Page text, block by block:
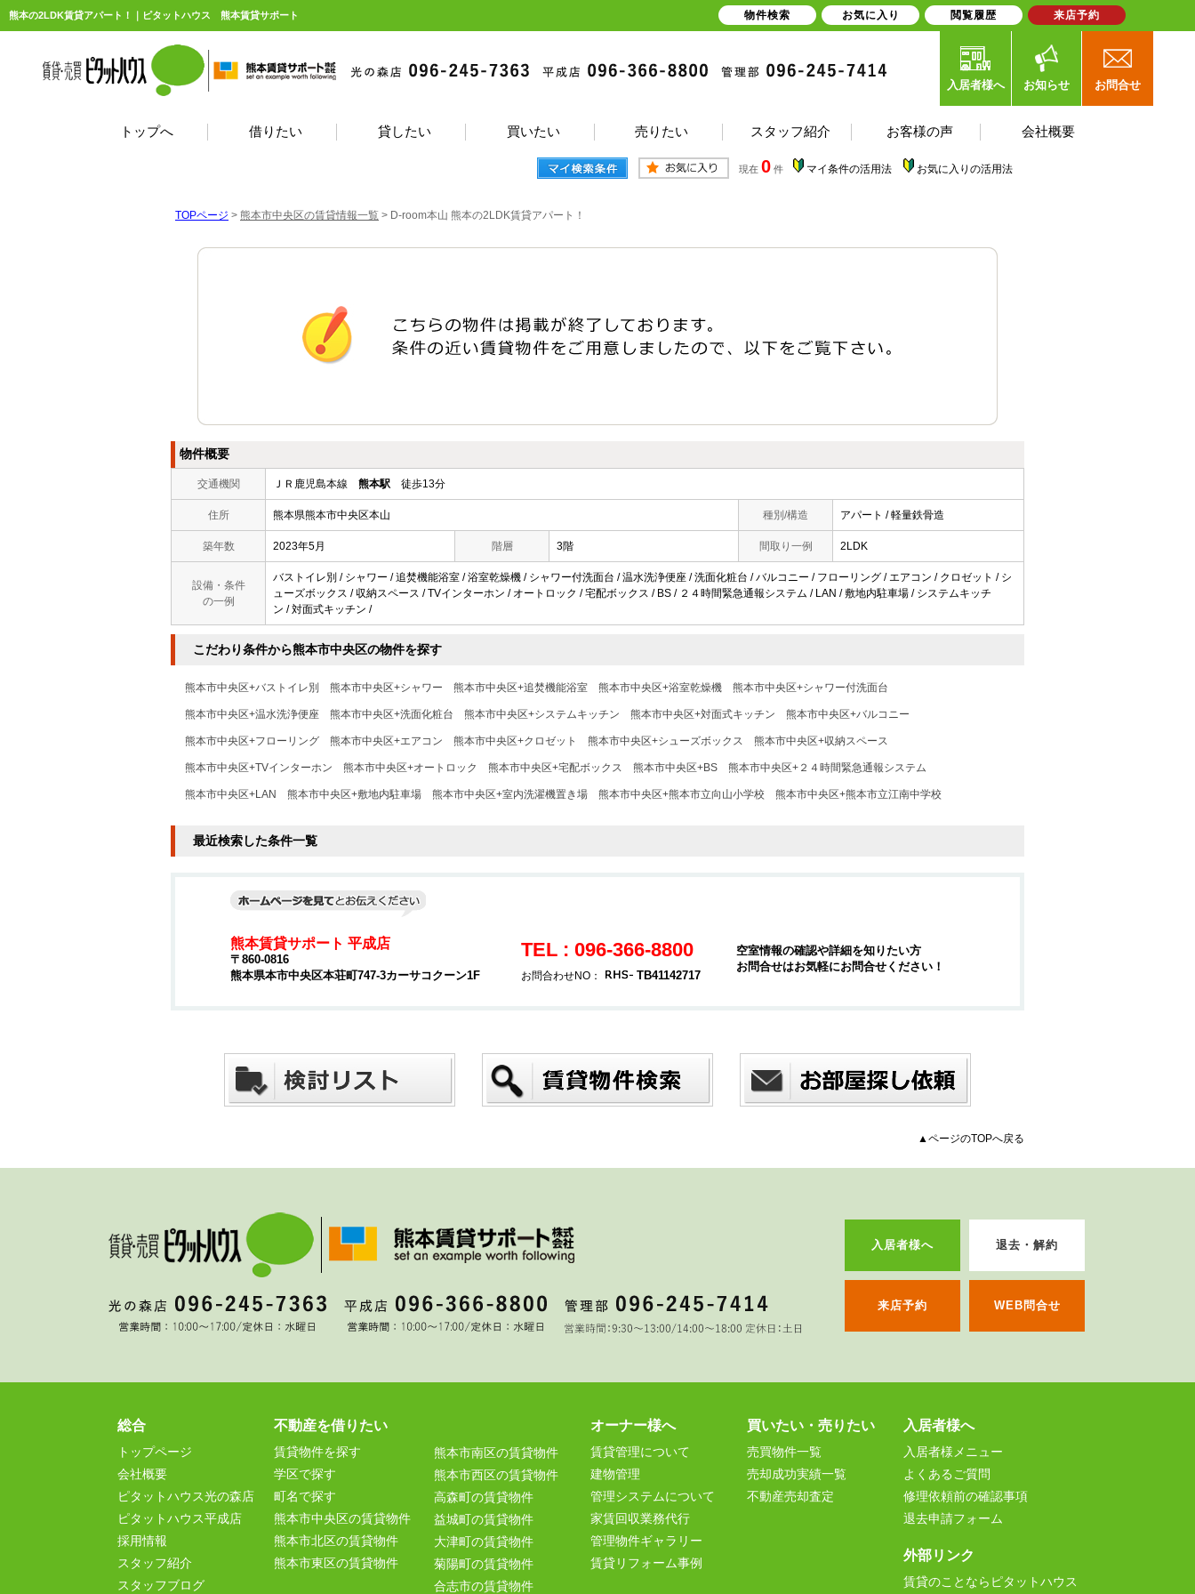
熊本の2LDK賃貸アパート！｜ピタットハウス 熊本賃貸サポート
入居者様へ お知らせ お問合せ
トップへ 借りたい 貸したい 買いたい 売りたい スタッフ紹介 お客様の声 会社概要
現在 0 件 マイ条件の活用法 お気に入りの活用法
TOPページ > 熊本市中央区の賃貸情報一覧 > D-room本山 熊本の2LDK賃貸アパート！
物件概要
交通機関 ＪＲ鹿児島本線 熊本駅 徒歩13分
住所 熊本県熊本市中央区本山 種別/構造 アパート / 軽量鉄骨造
築年数 2023年5月 階層 3階 間取り一例 2LDK
設備・条件
の一例
バストイレ別 / シャワー / 追焚機能浴室 / 浴室乾燥機 / シャワー付洗面台 / 温水洗浄便座 / 洗面化粧台 / バルコニー / フローリング / エアコン / クロゼット / シ
ューズボックス / 収納スペース / TVインターホン / オートロック / 宅配ボックス / BS / ２４時間緊急通報システム / LAN / 敷地内駐車場 / システムキッチ
ン / 対面式キッチン /
こだわり条件から熊本市中央区の物件を探す
熊本市中央区+バストイレ別 熊本市中央区+シャワー 熊本市中央区+追焚機能浴室 熊本市中央区+浴室乾燥機 熊本市中央区+シャワー付洗面台
熊本市中央区+温水洗浄便座 熊本市中央区+洗面化粧台 熊本市中央区+システムキッチン 熊本市中央区+対面式キッチン 熊本市中央区+バルコニー
熊本市中央区+フローリング 熊本市中央区+エアコン 熊本市中央区+クロゼット 熊本市中央区+シューズボックス 熊本市中央区+収納スペース
熊本市中央区+TVインターホン 熊本市中央区+オートロック 熊本市中央区+宅配ボックス 熊本市中央区+BS 熊本市中央区+２４時間緊急通報システム
熊本市中央区+LAN 熊本市中央区+敷地内駐車場 熊本市中央区+室内洗濯機置き場 熊本市中央区+熊本市立向山小学校 熊本市中央区+熊本市立江南中学校
最近検索した条件一覧
熊本賃貸サポート 平成店
〒860-0816
熊本県本市中央区本荘町747-3カーサコクーン1F
TEL : 096-366-8800
お問合わせNO： TB41142717
空室情報の確認や詳細を知りたい方
お問合せはお気軽にお問合せください！
▲ページのTOPへ戻る
入居者様へ 退去・解約
来店予約 WEB問合せ
総合
トップページ
会社概要
ピタットハウス光の森店
ピタットハウス平成店
採用情報
スタッフ紹介
スタッフブログ
不動産を借りたい
賃貸物件を探す
学区で探す
町名で探す
熊本市中央区の賃貸物件
熊本市北区の賃貸物件
熊本市東区の賃貸物件
熊本市南区の賃貸物件
熊本市西区の賃貸物件
高森町の賃貸物件
益城町の賃貸物件
大津町の賃貸物件
菊陽町の賃貸物件
合志市の賃貸物件
オーナー様へ
賃貸管理について
建物管理
管理システムについて
家賃回収業務代行
管理物件ギャラリー
賃貸リフォーム事例
買いたい・売りたい
売買物件一覧
売却成功実績一覧
不動産売却査定
入居者様へ
入居者様メニュー
よくあるご質問
修理依頼前の確認事項
退去申請フォーム
外部リンク
賃貸のことならピタットハウス
物件検索 お気に入り 閲覧履歴 来店予約